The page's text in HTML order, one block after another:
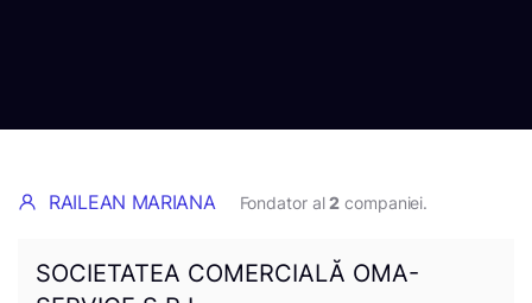
RAILEAN MARIANA Fondator al2 companiei.
SOCIETATEA COMERCIALĂ OMA-